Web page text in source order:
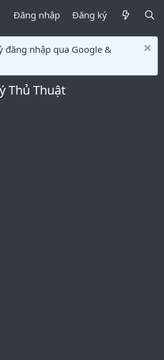
Đăng nhập Đăng ký
đăng nhập qua Google &
Thủ Thuật